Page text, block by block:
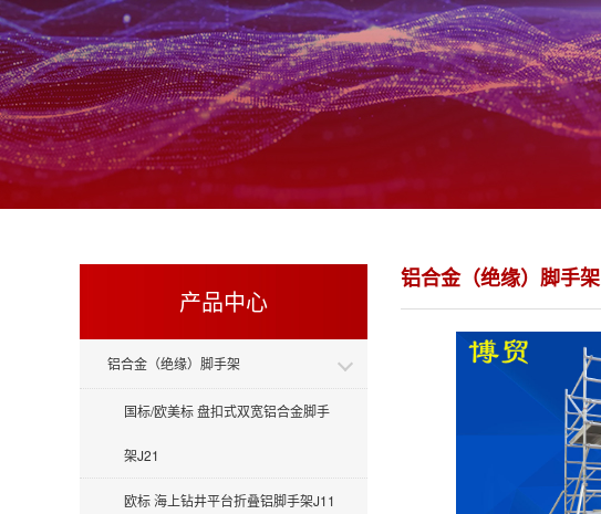
产品中心
铝合金（绝缘）脚手架
国标/欧美标 盘扣式双宽铝合金脚手
架J21
欧标 海上钻井平台折叠铝脚手架J11
铝合金（绝缘）脚手架